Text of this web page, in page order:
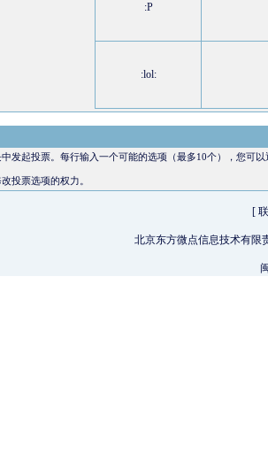
:P
:lol:
发起投票。每行输入一个可能的选项（最多10个），您可
投票选项的权力。
[
北京东方微点信息技术有限